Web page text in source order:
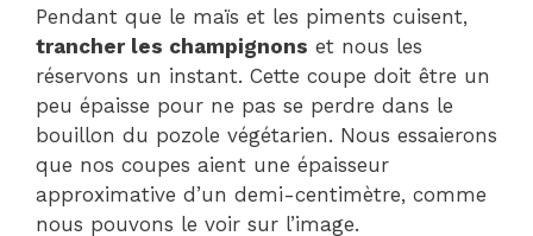
Pendant que le maïs et les piments cuisent,
trancher les champignons et nous les
réservons un instant. Cette coupe doit être un
peu épaisse pour ne pas se perdre dans le
bouillon du pozole végétarien. Nous essaierons
que nos coupes aient une épaisseur
approximative d’un demi-centimètre, comme
nous pouvons le voir sur l’image.